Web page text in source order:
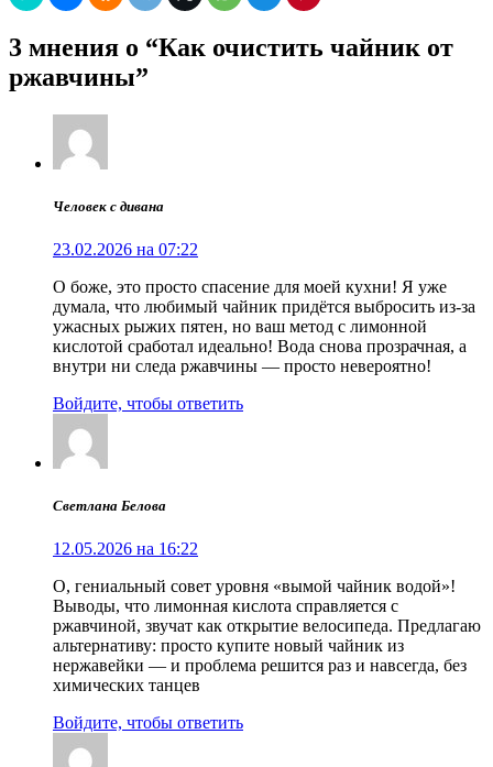
3 мнения о “Как очистить чайник от
ржавчины”
Человек с дивана
23.02.2026 на 07:22
О боже, это просто спасение для моей кухни! Я уже
думала, что любимый чайник придётся выбросить из-за
ужасных рыжих пятен, но ваш метод с лимонной
кислотой сработал идеально! Вода снова прозрачная, а
внутри ни следа ржавчины — просто невероятно!
Войдите, чтобы ответить
Светлана Белова
12.05.2026 на 16:22
О, гениальный совет уровня «вымой чайник водой»!
Выводы, что лимонная кислота справляется с
ржавчиной, звучат как открытие велосипеда. Предлагаю
альтернативу: просто купите новый чайник из
нержавейки — и проблема решится раз и навсегда, без
химических танцев
Войдите, чтобы ответить